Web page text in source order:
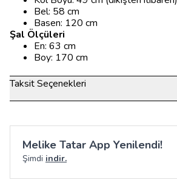
Bel: 58 cm
Basen: 120 cm
Şal Ölçüleri
En: 63 cm
Boy: 170 cm
Taksit Seçenekleri
Melike Tatar App Yenilendi!
Şimdi indir.